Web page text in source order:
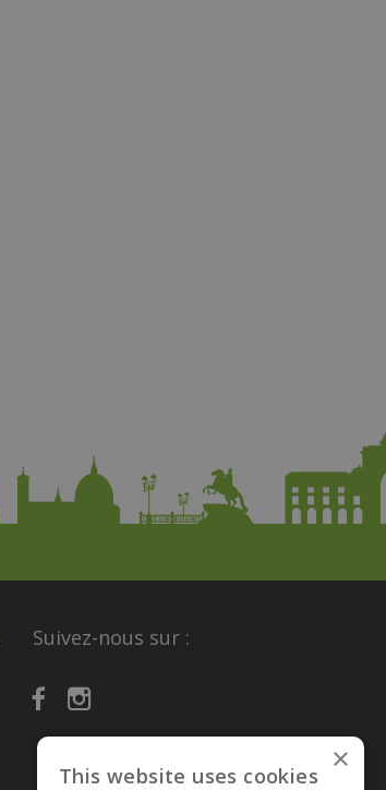
Suivez-nous sur :
×
This website uses cookies